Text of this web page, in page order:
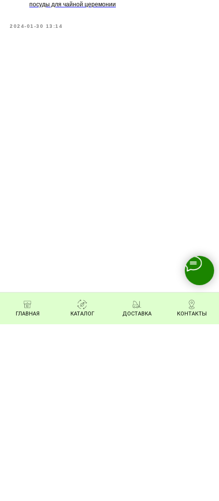
ГЛАВНАЯ КАТАЛОГ ДОСТАВКА КОНТАКТЫ
посуды для чайной церемонии
2024-01-30 13:14